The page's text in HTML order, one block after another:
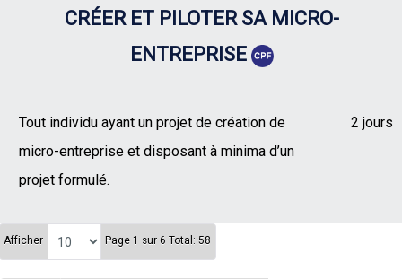
CRÉER ET PILOTER SA MICRO-
ENTREPRISE
Tout individu ayant un projet de création de
micro-entreprise et disposant à minima d’un
projet formulé.
2 jours
Afficher Page 1 sur 6 Total: 58